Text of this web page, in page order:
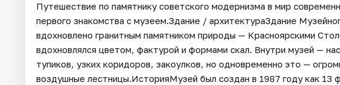
Путешествие по памятнику советского модернизма в мир
первого знакомства с музеем.Здание / архитектураЗдание
вдохновлено гранитным памятником природы — Красноярскими
вдохновлялся цветом, фактурой и формами скал. Внутри музей —
тупиков, узких коридоров, закоулков, но одновременно это —
воздушные лестницы.ИсторияМузей был создан в 1987 году как 13